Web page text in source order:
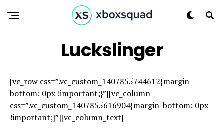
Luckslinger
[vc_row css=”.vc_custom_1407855744612{margin-
bottom: 0px !important;}”][vc_column
css=”.vc_custom_1407855616904{margin-bottom: 0px
!important;}”][vc_column_text]